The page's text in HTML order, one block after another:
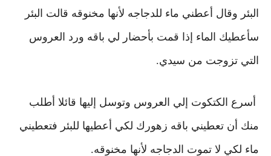
البئر وقال أعطني ماء للدجاجه لأنها مخنوقه قالت البئر
سأعطيك الماء إذا قمت بأحضار لي باقه ورد العروس
التي تزوجت من سيدي.
أسرع الكتكوت إلي العروس وتوسل إليها قائلا أطلب
منك أن تعطيني باقه زهورك لكي أعطيها للبئر فتعطيني
ماء لكي لا تموت الدجاجه لأنها مخنوقه.